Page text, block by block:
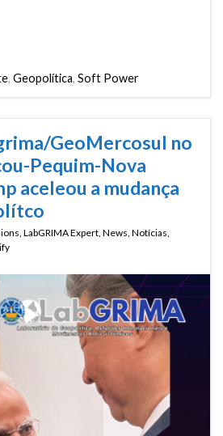
, Geopolítica, Soft Power
GeoMercosul no
Pequim-Nova
aceleou a mudança
LabGRIMA Expert News Notícias